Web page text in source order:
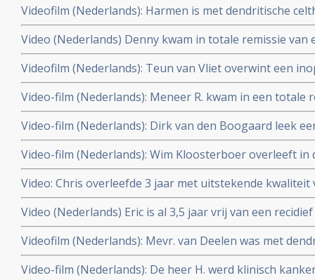
ziekteprogressie. Laatste scan laat ziekte progressie
behandeling
Videofilm (Nederlands): Harmen is met dendritische
verandering van leefstijl al vijf jaar volledig kankervrij
onbehandelbare galwegkanker met uitzaaiingen in de
Video (Nederlands) Denny kwam in totale remissie
graad IV door dendritische celtherapie plus
2012
Videofilm (Nederlands): Teun van Vliet overwint een
Multiforme (Graad IV) met hyperthermie en
klinisch kankervrij.
Video-film (Nederlands): Meneer R. kwam in een totale
operatie van zijn hersentumor, een anaplastisch
hyperthermie en dendritische celtherapie en het
december 2010.
Video-film (Nederlands): Dirk van den Boogaard leek
Glioblastoom Multiform graad IV te overwinnen met
hyperthermie. Maar kreeg weer een recidief nov. 2009.
Video-film (Nederlands): Wim Kloosterboer overleeft
leverkanker (Graat IV) (HCC - hepatocellulair
combinatiebehandeling van hyperthermie en
Video: Chris overleefde 3 jaar met uitstekende
uitgezaaide niet-klein-cellige longkanker met
hyperthermie en Newcastle Disease maar overleed 20
Video (Nederlands) Eric is al 3,5 jaar vrij van een
door dendritische celtherapie en hyperthermie plus
Houtsmullerdieet. Update 11 juni 2010
Videofilm (Nederlands): Mevr. van Deelen was met
hyperthermie plus Houtsmullerdieet drie jaar volledig
melanoom stadium IV. Toch is recidief ontstaan en ze
Video-film (Nederlands): De heer H. werd klinisch